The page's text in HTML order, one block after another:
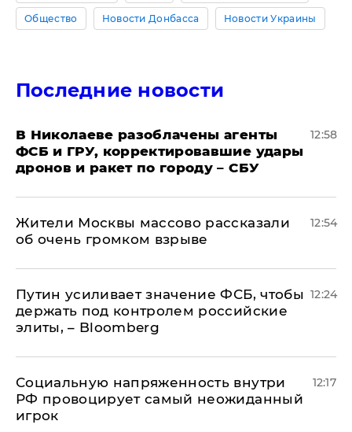
Общество Новости Донбасса Новости Украины
Последние новости
В Николаеве разоблачены агенты
ФСБ и ГРУ, корректировавшие удары
дронов и ракет по городу – СБУ
12:58
Жители Москвы массово рассказали
об очень громком взрыве
12:54
Путин усиливает значение ФСБ, чтобы
держать под контролем российские
элиты, – Bloomberg
12:24
Социальную напряженность внутри
РФ провоцирует самый неожиданный
игрок
12:17